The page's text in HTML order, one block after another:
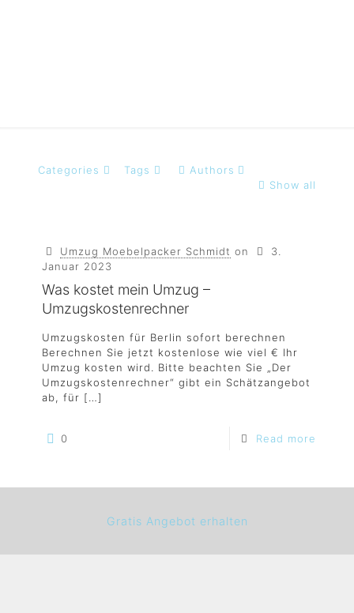
Categories Tags
Authors
Show all
Umzug Moebelpacker Schmidt on
3.
Januar 2023
Was kostet mein Umzug –
Umzugskostenrechner
Umzugskosten für Berlin sofort berechnen
Berechnen Sie jetzt kostenlose wie viel € Ihr
Umzug kosten wird. Bitte beachten Sie „Der
Umzugskostenrechner“ gibt ein Schätzangebot
ab, für […]
0 Read more
Gratis Angebot erhalten